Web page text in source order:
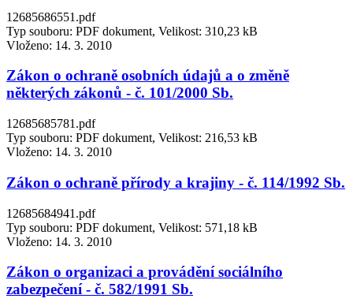
12685686551.pdf
Typ souboru: PDF dokument, Velikost: 310,23 kB
Vloženo: 14. 3. 2010
Zákon o ochraně osobních údajů a o změně
některých zákonů - č. 101/2000 Sb.
12685685781.pdf
Typ souboru: PDF dokument, Velikost: 216,53 kB
Vloženo: 14. 3. 2010
Zákon o ochraně přírody a krajiny - č. 114/1992 Sb.
12685684941.pdf
Typ souboru: PDF dokument, Velikost: 571,18 kB
Vloženo: 14. 3. 2010
Zákon o organizaci a provádění sociálního
zabezpečení - č. 582/1991 Sb.